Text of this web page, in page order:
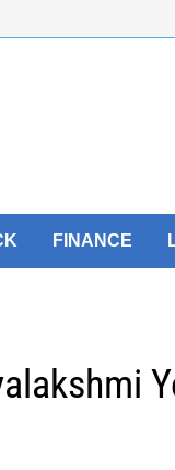
FINANCE